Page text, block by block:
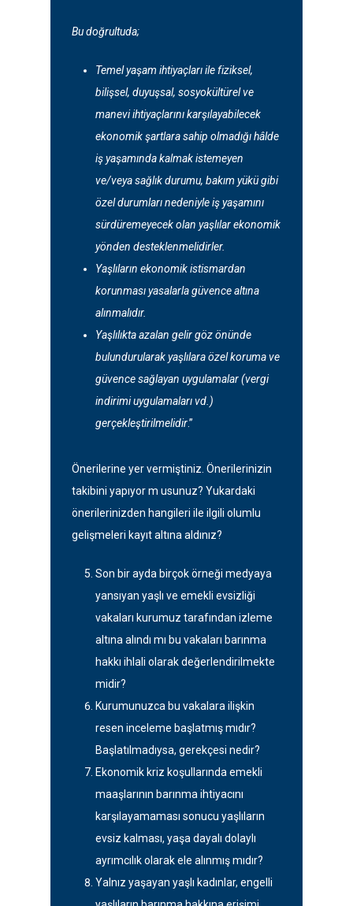
Bu doğrultuda;
Temel yaşam ihtiyaçları ile fiziksel,
bilişsel, duyuşsal, sosyokültürel ve
manevi ihtiyaçlarını karşılayabilecek
ekonomik şartlara sahip olmadığı hâlde
iş yaşamında kalmak istemeyen
ve/veya sağlık durumu, bakım yükü gibi
özel durumları nedeniyle iş yaşamını
sürdüremeyecek olan yaşlılar ekonomik
yönden desteklenmelidirler.
Yaşlıların ekonomik istismardan
korunması yasalarla güvence altına
alınmalıdır.
Yaşlılıkta azalan gelir göz önünde
bulundurularak yaşlılara özel koruma ve
güvence sağlayan uygulamalar (vergi
indirimi uygulamaları vd.)
gerçekleştirilmelidir.”
Önerilerine yer vermiştiniz. Önerilerinizin
takibini yapıyor m usunuz? Yukardaki
önerilerinizden hangileri ile ilgili olumlu
gelişmeleri kayıt altına aldınız?
Son bir ayda birçok örneği medyaya
yansıyan yaşlı ve emekli evsizliği
vakaları kurumuz tarafından izleme
altına alındı mı bu vakaları barınma
hakkı ihlali olarak değerlendirilmekte
midir?
Kurumunuzca bu vakalara ilişkin
resen inceleme başlatmış mıdır?
Başlatılmadıysa, gerekçesi nedir?
Ekonomik kriz koşullarında emekli
maaşlarının barınma ihtiyacını
karşılayamaması sonucu yaşlıların
evsiz kalması, yaşa dayalı dolaylı
ayrımcılık olarak ele alınmış mıdır?
Yalnız yaşayan yaşlı kadınlar, engelli